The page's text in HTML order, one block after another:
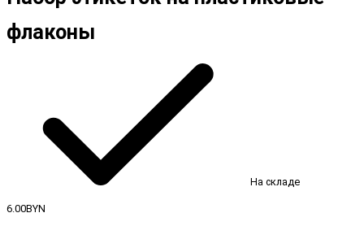
флаконы
На складе
6.00BYN